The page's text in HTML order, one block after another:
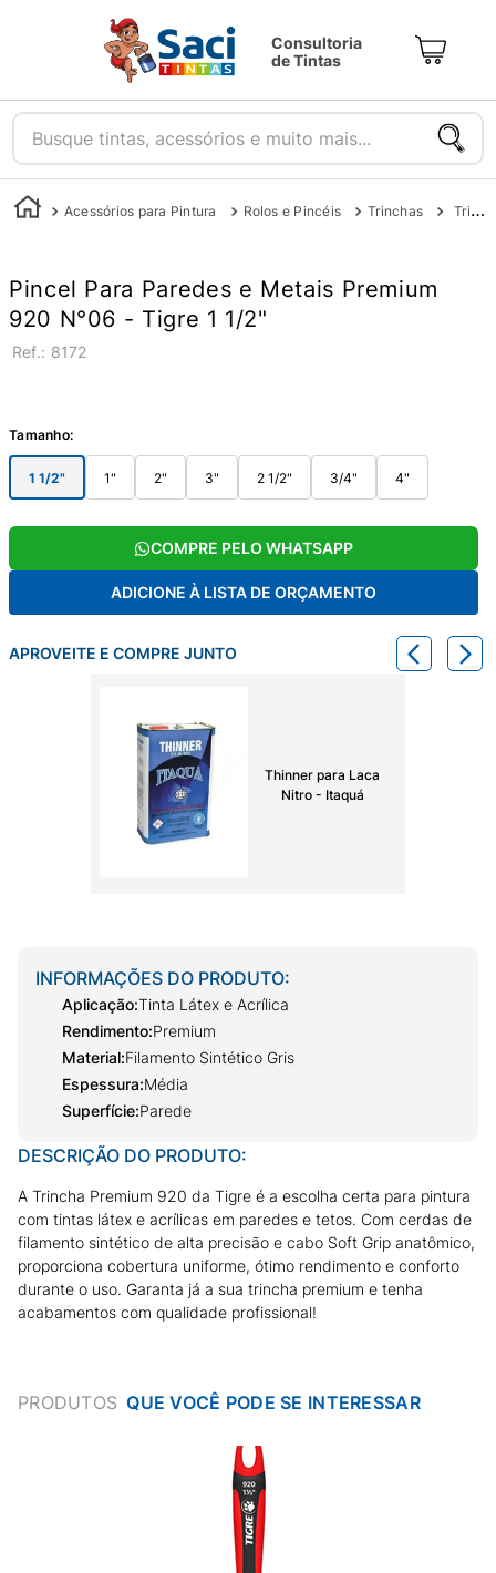
Consultoria
de Tintas
Busque tintas, acessórios e muito mais...
Acessórios para Pintura Rolos e Pincéis Trinchas Trincha para Paredes e Metais Premium 920 - Tigre
Pincel Para Paredes e Metais Premium
920 N°06 - Tigre 1 1/2"
: 8172
Tamanho:
1 1/2" 1" 2" 3" 2 1/2" 3/4" 4"
COMPRE PELO WHATSAPP
ADICIONE À LISTA DE ORÇAMENTO
APROVEITE E COMPRE JUNTO
Thinner para Laca
Nitro - Itaquá
INFORMAÇÕES DO PRODUTO:
Aplicação:Tinta Látex e Acrílica
Rendimento:Premium
Material:Filamento Sintético Gris
Espessura:Média
Superfície:Parede
DESCRIÇÃO DO PRODUTO:
A Trincha Premium 920 da Tigre é a escolha certa para pintura
com tintas látex e acrílicas em paredes e tetos. Com cerdas de
filamento sintético de alta precisão e cabo Soft Grip anatômico,
proporciona cobertura uniforme, ótimo rendimento e conforto
durante o uso. Garanta já a sua trincha premium e tenha
acabamentos com qualidade profissional!
PRODUTOS